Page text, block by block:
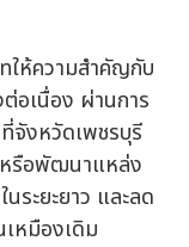
ให้ความสำคัญกับ
อเนื่อง ผ่านการ
จังหวัดเพชรบุรี
หรือพัฒนาแหล่ง
ระยะยาว และลด
หมืองเดิม